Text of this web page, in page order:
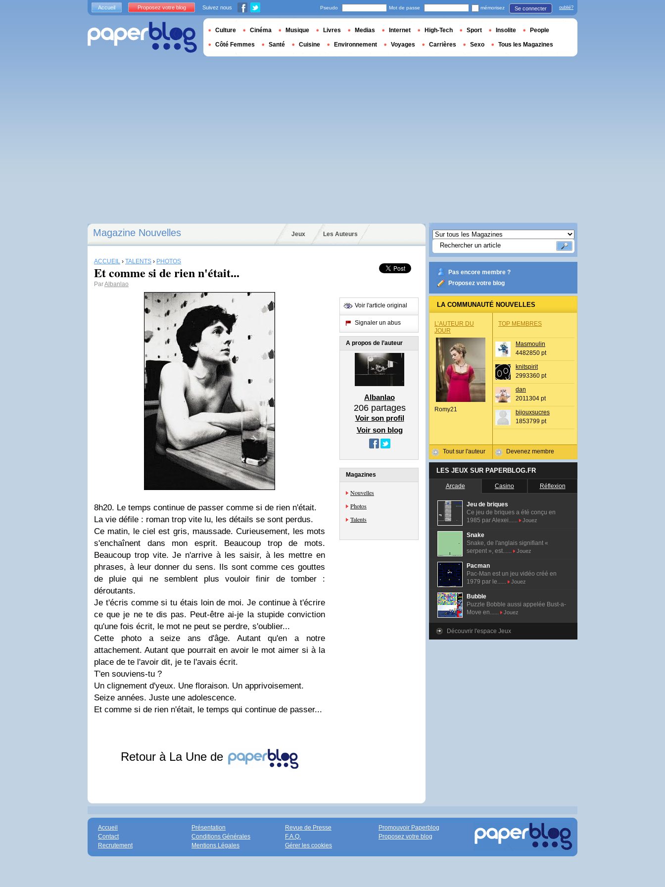
Magazine Nouvelles Jeux Les Auteurs
ACCUEIL › TALENTS › PHOTOS
Et comme si de rien n'était...
ParAlbanlao
8h20. Le temps continue de passer comme si de rien n'était.
La vie défile : roman trop vite lu, les détails se sont perdus.
Ce matin, le ciel est gris, maussade. Curieusement, les mots
s'enchaînent dans mon esprit. Beaucoup trop de mots.
Beaucoup trop vite. Je n'arrive à les saisir, à les mettre en
phrases, à leur donner du sens. Ils sont comme ces gouttes
de pluie qui ne semblent plus vouloir finir de tomber :
déroutants.
Je t'écris comme si tu étais loin de moi. Je continue à t'écrire
ce que je ne te dis pas. Peut-être ai-je la stupide conviction
qu'une fois écrit, le mot ne peut se perdre, s'oublier...
Cette photo a seize ans d'âge. Autant qu'en a notre
attachement. Autant que pourrait en avoir le mot aimer si à la
place de te l'avoir dit, je te l'avais écrit.
T'en souviens-tu ?
Un clignement d'yeux. Une floraison. Un apprivoisement.
Seize années. Juste une adolescence.
Et comme si de rien n'était, le temps qui continue de passer...
Retour à La Une de
Voir l'article original
Signaler un abus
A propos de l’auteur
Albanlao
206partages
Voir son profil
Voir son blog
Magazines
Nouvelles
Photos
Talents
Pas encore membre ?
Proposez votre blog
LA COMMUNAUTÉ NOUVELLES
L’AUTEUR DU
JOUR
Romy21
Tout sur l'auteur
TOP MEMBRES
Masmoulin
4482850 pt
knitspirit
2993360 pt
dan
2011304 pt
bijouxsucres
1853799 pt
Devenez membre
LES JEUX SUR PAPERBLOG.FR
Arcade Casino Réflexion
Jeu de briques
Ce jeu de briques a été conçu en
1985 par Alexei......
Jouez
Snake
Snake, de l'anglais signifiant «
serpent », est......
Jouez
Pacman
Pac-Man est un jeu vidéo créé en
1979 par le......
Jouez
Bubble
Puzzle Bobble aussi appelée Bust-a-
Move en......
Jouez
Découvrir l'espace Jeux
Accueil Proposez votre blog Suivez nous Pseudo Mot de passe mémorisez Se connecter oublié?
Culture Cinéma Musique Livres Medias Internet High-Tech Sport Insolite People
Côté Femmes Santé Cuisine Environnement Voyages Carrières Sexo Tous les Magazines
Accueil
Contact
Recrutement
Présentation
Conditions Générales
Mentions Légales
Revue de Presse
F.A.Q.
Gérer les cookies
Promouvoir Paperblog
Proposez votre blog